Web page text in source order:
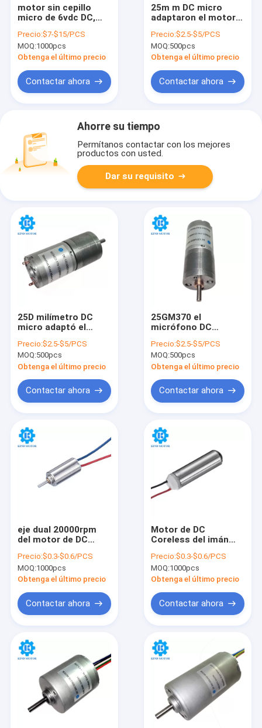
Productos
Sobre nosotros
Viaje de la fábrica
motor sin cepillo
micro de 6vdc DC,
del imán permanente
150g
Precio:$7-$15/PCS
MOQ:1000pcs
Obtenga el último precio
Contactar ahora
25m m DC micro
adaptaron el motor
de 4m m D
Precio:$2.5-$5/PCS
MOQ:500pcs
Obtenga el último precio
Contactar ahora
Ahorre su tiempo
Permítanos contactar con los mejores
productos con usted.
Dar su requisito
25D milímetro DC
micro adaptó el
motor de DC con el
esfuerzo de torsión
de la parada 0.85Nm
Precio:$2.5-$5/PCS
MOQ:500pcs
Obtenga el último precio
Contactar ahora
25GM370 el
micrófono DC
del motor 5v cepilló
la velocidad 5000rpm
Precio:$2.5-$5/PCS
MOQ:500pcs
Obtenga el último precio
Contactar ahora
eje dual 20000rpm
del motor de DC
diámetro de 8m m
para Multiapplication
Precio:$0.3-$0.6/PCS
MOQ:1000pcs
Obtenga el último precio
Contactar ahora
Motor de DC
Coreless del imán
dual de DC del eje del
alto esfuerzo de
torsión 2g
Precio:$0.3-$0.6/PCS
MOQ:1000pcs
Obtenga el último precio
Contactar ahora